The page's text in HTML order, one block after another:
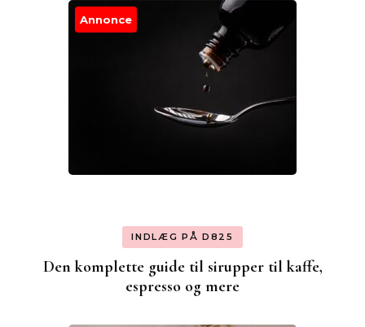
Annonce
INDLÆG PÅ D825
Den komplette guide til sirupper til kaffe,
espresso og mere